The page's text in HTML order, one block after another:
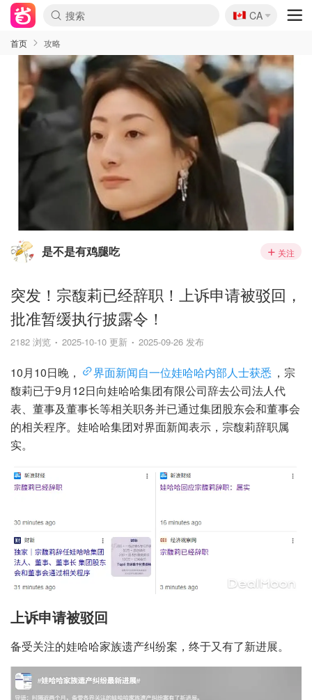
🇨🇦
CA
首页 攻略
是不是有鸡腿吃 关注
突发！宗馥莉已经辞职！上诉申请被驳回，
批准暂缓执行披露令！
2182 浏览 2025-10-10 更新 2025-09-26 发布
10月10日晚， 界面新闻自一位娃哈哈内部人士获悉 ，宗
馥莉已于9月12日向娃哈哈集团有限公司辞去公司法人代
表、董事及董事长等相关职务并已通过集团股东会和董事会
的相关程序。娃哈哈集团对界面新闻表示，宗馥莉辞职属
实。
上诉申请被驳回
备受关注的娃哈哈家族遗产纠纷案，终于又有了新进展。